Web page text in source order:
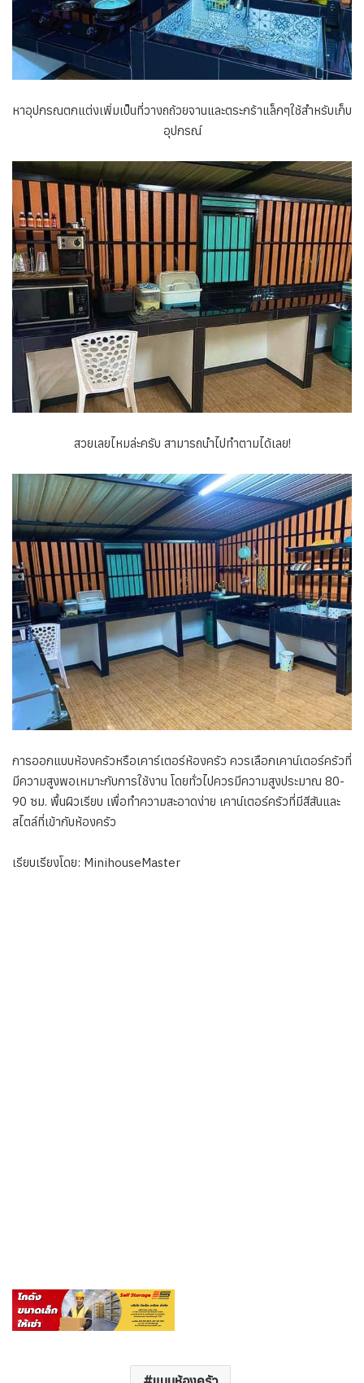
หาอุปกรณตกแต่งเพิ่มเป็นที่วางถถ้วยจานและตระกร้าแล็กๆใช้สำหรับเก็บ
อุปกรณ์
สวยเลยไหมล่ะครับ สามารถนำไปทำตามได้เลย!
การออกแบบห้องครัวหรือเคาร์เตอร์ห้องครัว ควรเลือกเคาน์เตอร์ครัวที่
มีความสูงพอเหมาะกับการใช้งาน โดยทั่วไปควรมีความสูงประมาณ 80-
90 ซม. พื้นผิวเรียบ เพื่อทำความสะอาดง่าย เคาน์เตอร์ครัวที่มีสีสันและ
สไตล์ที่เข้ากับห้องครัว
เรียบเรียงโดย: MinihouseMaster